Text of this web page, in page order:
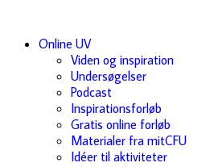
Online UV
Viden og inspiration
Undersøgelser
Podcast
Inspirationsforløb
Gratis online forløb
Materialer fra mitCFU
Idéer til aktiviteter